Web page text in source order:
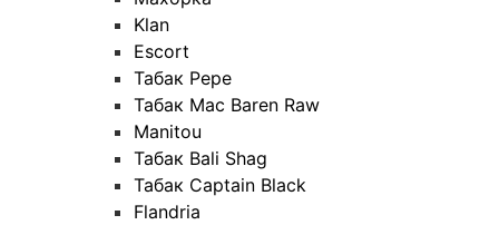
Klan
Escort
Табак Pepe
Табак Mac Baren Raw
Manitou
Табак Bali Shag
Табак Captain Black
Flandria